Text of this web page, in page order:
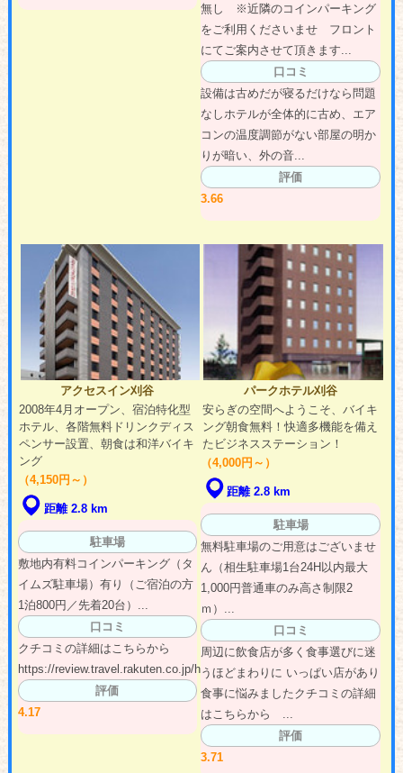
無し ※近隣のコインパーキング
をご利用くださいませ フロント
にてご案内させて頂きます...
口コミ
設備は古めだが寝るだけなら問題
なしホテルが全体的に古め、エア
コンの温度調節がない部屋の明か
りが暗い、外の音...
評価
3.66
アクセスイン刈谷
2008年4月オープン、宿泊特化型
ホテル、各階無料ドリンクディス
ペンサー設置、朝食は和洋バイキ
ング
（4,150円～）
距離 2.8 km
駐車場
敷地内有料コインパーキング（タ
イムズ駐車場）有り（ご宿泊の方
1泊800円／先着20台）...
口コミ
クチコミの詳細はこちらから
https://review.travel.rakuten.co.jp/hot...
評価
4.17
パークホテル刈谷
安らぎの空間へようこそ、バイキ
ング朝食無料！快適多機能を備え
たビジネスステーション！
（4,000円～）
距離 2.8 km
駐車場
無料駐車場のご用意はございませ
ん（相生駐車場1台24H以内最大
1,000円普通車のみ高さ制限2
ｍ）...
口コミ
周辺に飲食店が多く食事選びに迷
うほどまわりに いっぱい店があり
食事に悩みましたクチコミの詳細
はこちらから ...
評価
3.71